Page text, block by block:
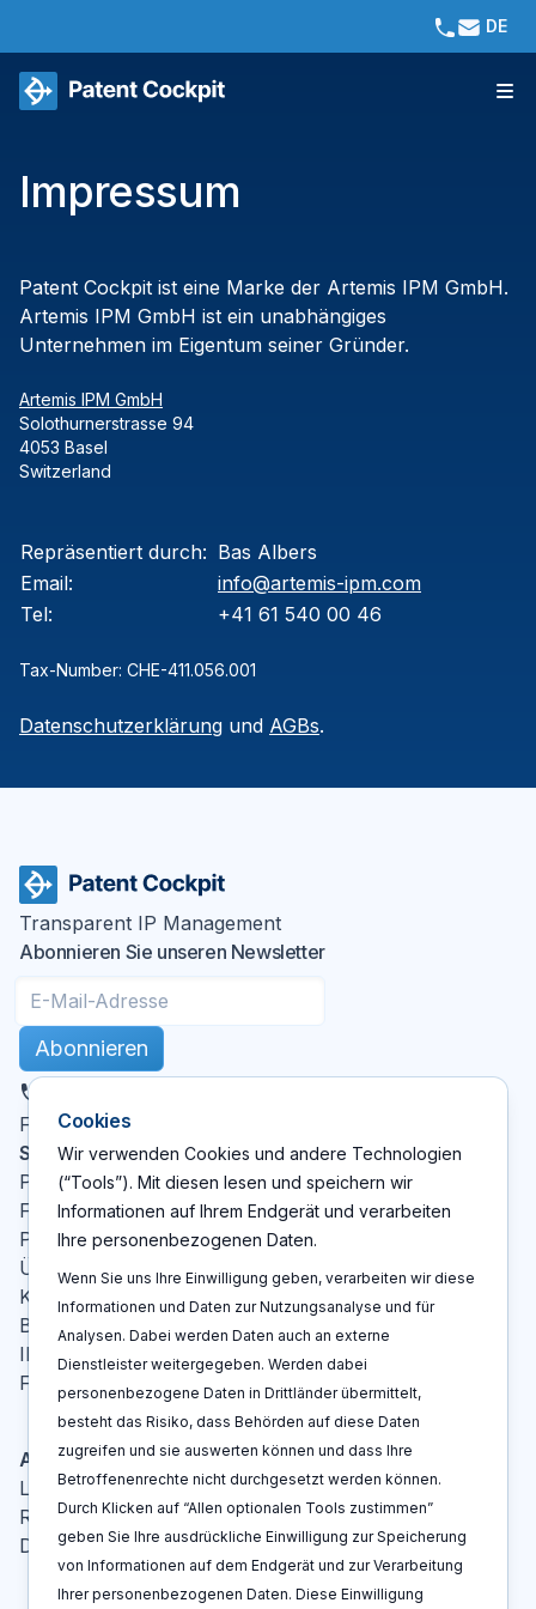
DE
Impressum
Patent Cockpit ist eine Marke der Artemis IPM GmbH.
Artemis IPM GmbH ist ein unabhängiges
Unternehmen im Eigentum seiner Gründer.
Artemis IPM GmbH
Solothurnerstrasse 94
4053 Basel
Switzerland
Repräsentiert durch: Bas Albers
Email:
info@artemis-ipm.com
Tel:
+41 61 540 00 46
Tax-Number: CHE-411.056.001
Datenschutzerklärung und AGBs.
Transparent IP Management
Abonnieren Sie unseren Newsletter
Abonnieren
Folgen Sie uns
Seiten
Patent Cockpit
Funktionen
Preise
Über Uns
Kontakt
Blog
IP-Glossar
FAQ
Aktionen
Log In
Registrieren
Demo buchen
Cookies
Wir verwenden Cookies und andere Technologien
(“Tools”). Mit diesen lesen und speichern wir
Informationen auf Ihrem Endgerät und verarbeiten
Ihre personenbezogenen Daten.
Wenn Sie uns Ihre Einwilligung geben, verarbeiten wir diese
Informationen und Daten zur Nutzungsanalyse und für
Analysen. Dabei werden Daten auch an externe
Dienstleister weitergegeben. Werden dabei
personenbezogene Daten in Drittländer übermittelt,
besteht das Risiko, dass Behörden auf diese Daten
zugreifen und sie auswerten können und dass Ihre
Betroffenenrechte nicht durchgesetzt werden können.
Durch Klicken auf “Allen optionalen Tools zustimmen”
geben Sie Ihre ausdrückliche Einwilligung zur Speicherung
von Informationen auf dem Endgerät und zur Verarbeitung
Ihrer personenbezogenen Daten. Diese Einwilligung